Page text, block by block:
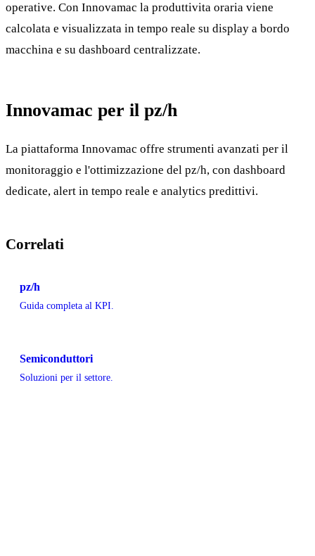
operative. Con Innovamac la produttivita oraria viene
calcolata e visualizzata in tempo reale su display a bordo
macchina e su dashboard centralizzate.
Innovamac per il pz/h
La piattaforma Innovamac offre strumenti avanzati per il
monitoraggio e l'ottimizzazione del pz/h, con dashboard
dedicate, alert in tempo reale e analytics predittivi.
Correlati
pz/h
Guida completa al KPI.
Semiconduttori
Soluzioni per il settore.